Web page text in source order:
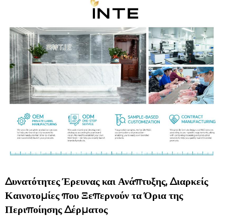
Δυνατότητες Έρευνας και Ανάπτυξης, Διαρκείς
Καινοτομίες που Ξεπερνούν τα Όρια της
Περιποίησης Δέρματος